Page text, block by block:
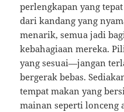
perlengkapan yang
dari kandang yang
menarik, semua jadi
kebahagiaan mereka.
yang sesuai—jangan
bergerak bebas.
tempat makan yang
mainan seperti lonceng